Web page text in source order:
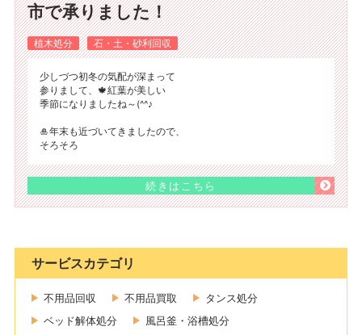
市で承りました！
植木処分 石・土・砂利回収
少しづつ初冬の気配が深まって
参りまして、🍁紅葉が美しい
季節になりましたね～(^^♪
🎍年末も近づいてきましたので、
そろそろ
続きはこちら
サービスカテゴリ
不用品回収 不用品買取
タンス処分
ベッド解体処分
風呂釜・浴槽処分